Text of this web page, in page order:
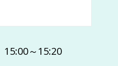
15:00～15:20